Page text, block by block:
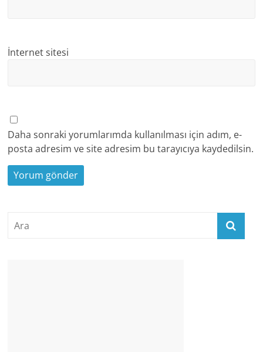
İnternet sitesi
Daha sonraki yorumlarımda kullanılması için adım, e-
posta adresim ve site adresim bu tarayıcıya kaydedilsin.